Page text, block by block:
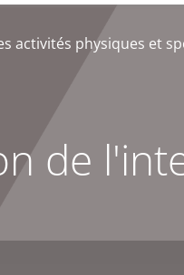
activités physiques et
de